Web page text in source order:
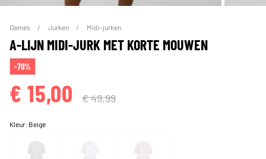
Dames Jurken Midi-jurken
A-LIJN MIDI-JURK MET KORTE MOUWEN
-70%
€ 15,00 € 49,99
Kleur: Beige